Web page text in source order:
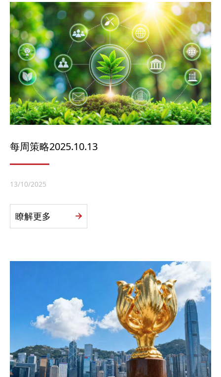
每周策略2025.10.13
13/10/2025
瞭解更多